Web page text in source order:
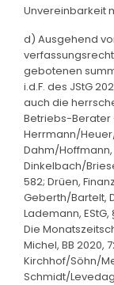
Unvereinbarkeit
d) Ausgehend
gebotenen
i.d.F. des JStG
auch die
Betriebs-Berater
Herrmann/
Dahm/Hoffmann,
Dinkelbach/
582; Drüen,
Geberth/Bartelt,
Lademann, EStG,
Die
Michel, BB 2020,
Kirchhof/Söhn/
Schmidt/